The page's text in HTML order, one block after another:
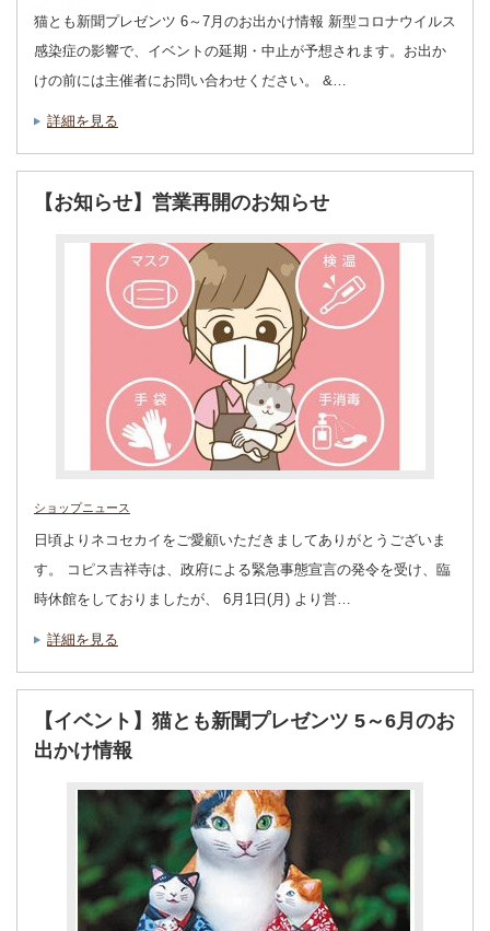
猫とも新聞プレゼンツ 6～7月のお出かけ情報 新型コロナウイルス
感染症の影響で、イベントの延期・中止が予想されます。お出か
けの前には主催者にお問い合わせください。 &…
詳細を見る
【お知らせ】営業再開のお知らせ
ショップニュース
日頃よりネコセカイをご愛顧いただきましてありがとうございま
す。 コピス吉祥寺は、政府による緊急事態宣言の発令を受け、臨
時休館をしておりましたが、 6月1日(月) より営…
詳細を見る
【イベント】猫とも新聞プレゼンツ 5～6月のお
出かけ情報